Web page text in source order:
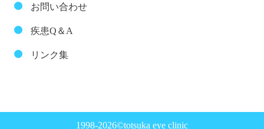
お問い合わせ
疾患Q＆A
リンク集
1998-2026©totsuka eye clinic